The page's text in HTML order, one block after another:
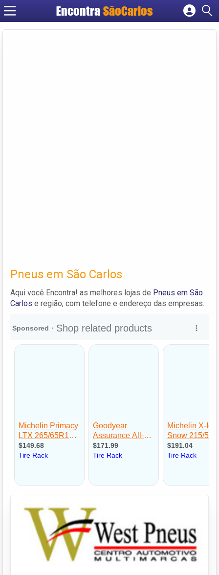
EncontraSãoCarlos
Cadastrar empresa
Pneus em São Carlos
Aqui você Encontra! as melhores lojas de Pneus em São
Carlos e região, com telefone e endereço das empresas.